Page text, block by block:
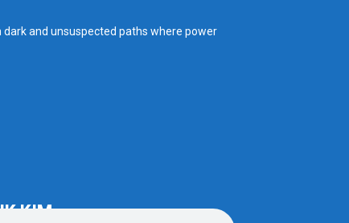
and unsuspected paths where power
KIM